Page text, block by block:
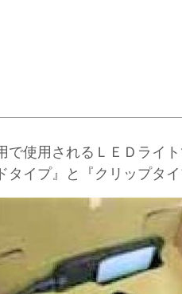
で使用されるＬＥＤライト
タイプ』と『クリップタイ